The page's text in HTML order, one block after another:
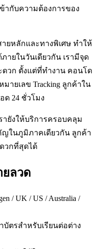
ากับความต้องการของ
ยหลักและทางพิเศษ ทำให้
ายในวันเดียวกัน เรามีจุด
วก ตั้งแต่ที่ทำงาน คอนโด
ายเลข Tracking ลูกค้าใน
ด 24 ชั่วโมง
ยังให้บริการครอบคลุม
ญในภูมิภาคเดียวกัน ลูกค้า
วกที่สุดได้
ลวด
/ UK / US / Australia /
บัตรสำหรับเรียนต่อต่าง